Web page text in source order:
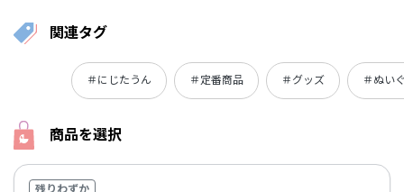
関連タグ
＃にじたうん ＃定番商品 ＃グッズ ＃ぬい
商品を選択
残りわずか